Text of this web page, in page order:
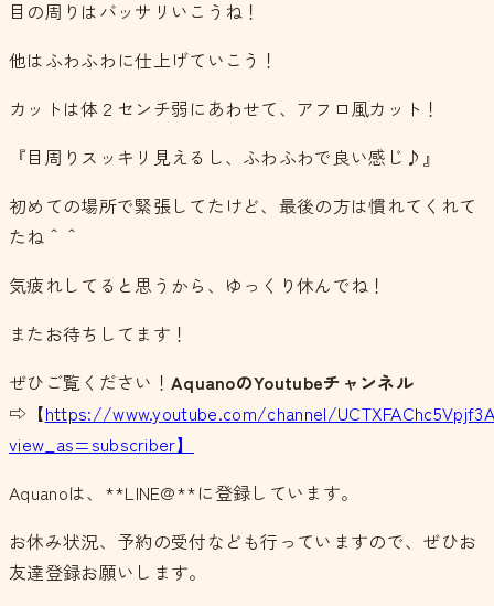
目の周りはバッサリいこうね！
他はふわふわに仕上げていこう！
カットは体２センチ弱にあわせて、アフロ風カット！
『目周りスッキリ見えるし、ふわふわで良い感じ♪』
初めての場所で緊張してたけど、最後の方は慣れてくれて
たね＾＾
気疲れしてると思うから、ゆっくり休んでね！
またお待ちしてます！
ぜひご覧ください！ AquanoのYoutubeチャンネル
⇨【https://www.youtube.com/channel/
view_as=subscriber】
Aquanoは、**LINE@**に登録しています。
お休み状況、予約の受付なども行っていますので、ぜひお
友達登録お願いします。